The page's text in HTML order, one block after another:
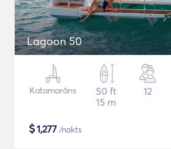
Lagoon 50
Katamarāns
50 ft
15 m
12
$1,277 /nakts